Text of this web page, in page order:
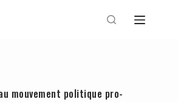
mouvement politique pro-